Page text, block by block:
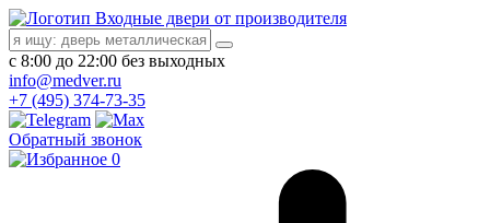
Входные двери от производителя
с 8:00 до 22:00 без выходных
info@medver.ru
+7 (495) 374-73-35
Обратный звонок
0